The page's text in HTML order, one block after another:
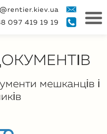
097 419 19 19
мешканців і